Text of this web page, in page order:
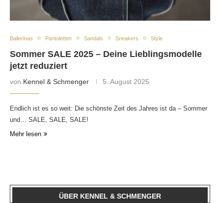
Ballerinas Pantoletten Sandals Sneakers Style
Sommer SALE 2025 – Deine Lieblingsmodelle
jetzt reduziert
von Kennel & Schmenger 5. August 2025
Endlich ist es so weit: Die schönste Zeit des Jahres ist da – Sommer
und… SALE, SALE, SALE!
Mehr lesen
ÜBER KENNEL & SCHMENGER